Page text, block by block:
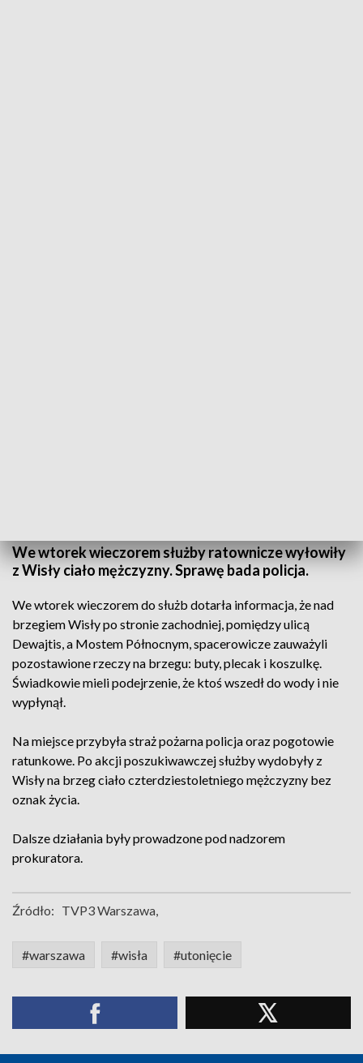
We wtorek wieczorem służby ratownicze wyłowiły
z Wisły ciało mężczyzny. Sprawę bada policja.
We wtorek wieczorem do służb dotarła informacja, że nad
brzegiem Wisły po stronie zachodniej, pomiędzy ulicą
Dewajtis, a Mostem Północnym, spacerowicze zauważyli
pozostawione rzeczy na brzegu: buty, plecak i koszulkę.
Świadkowie mieli podejrzenie, że ktoś wszedł do wody i nie
wypłynął.
Na miejsce przybyła straż pożarna policja oraz pogotowie
ratunkowe. Po akcji poszukiwawczej służby wydobyły z
Wisły na brzeg ciało czterdziestoletniego mężczyzny bez
oznak życia.
Dalsze działania były prowadzone pod nadzorem
prokuratora.
Źródło: TVP3 Warszawa,
#warszawa #wisła #utonięcie